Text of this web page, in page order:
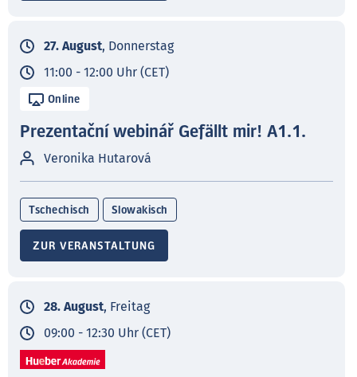
27. August, Donnerstag
11:00 - 12:00 Uhr (CET)
Online
Prezentační webinář Gefällt mir! A1.1.
Veronika Hutarová
Tschechisch Slowakisch
ZUR VERANSTALTUNG
28. August, Freitag
09:00 - 12:30 Uhr (CET)